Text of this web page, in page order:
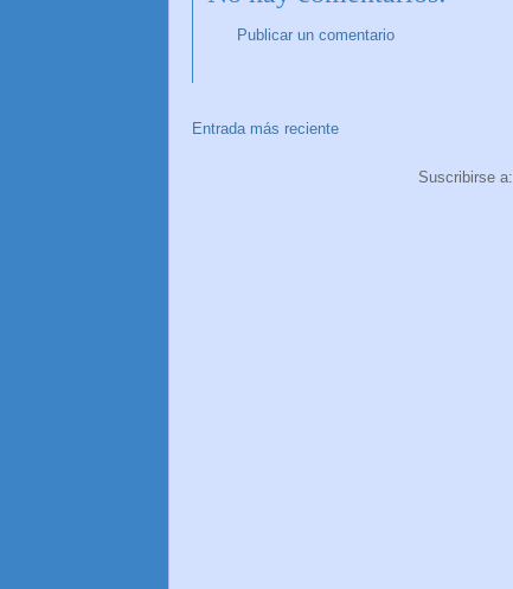
Publicar un comentario
Entrada más reciente
Suscribirse a: